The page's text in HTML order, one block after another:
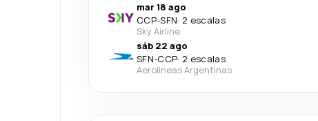
mar 18 ago
CCP-SFN· 2 escalas
Sky Airline
sáb 22 ago
SFN-CCP· 2 escalas
Aerolineas Argentinas